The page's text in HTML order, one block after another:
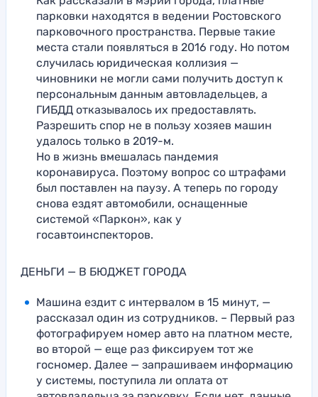
парковки находятся в ведении Ростовского
парковочного пространства. Первые такие
места стали появляться в 2016 году. Но потом
случилась юридическая коллизия —
чиновники не могли сами получить доступ к
персональным данным автовладельцев, а
ГИБДД отказывалось их предоставлять.
Разрешить спор не в пользу хозяев машин
удалось только в 2019-м.
Но в жизнь вмешалась пандемия
коронавируса. Поэтому вопрос со штрафами
был поставлен на паузу. А теперь по городу
снова ездят автомобили, оснащенные
системой «Паркон», как у
госавтоинспекторов.
ДЕНЬГИ — В БЮДЖЕТ ГОРОДА
Машина ездит с интервалом в 15 минут, —
рассказал один из сотрудников. – Первый раз
фотографируем номер авто на платном месте,
во второй — еще раз фиксируем тот же
госномер. Далее — запрашиваем информацию
у системы, поступила ли оплата от